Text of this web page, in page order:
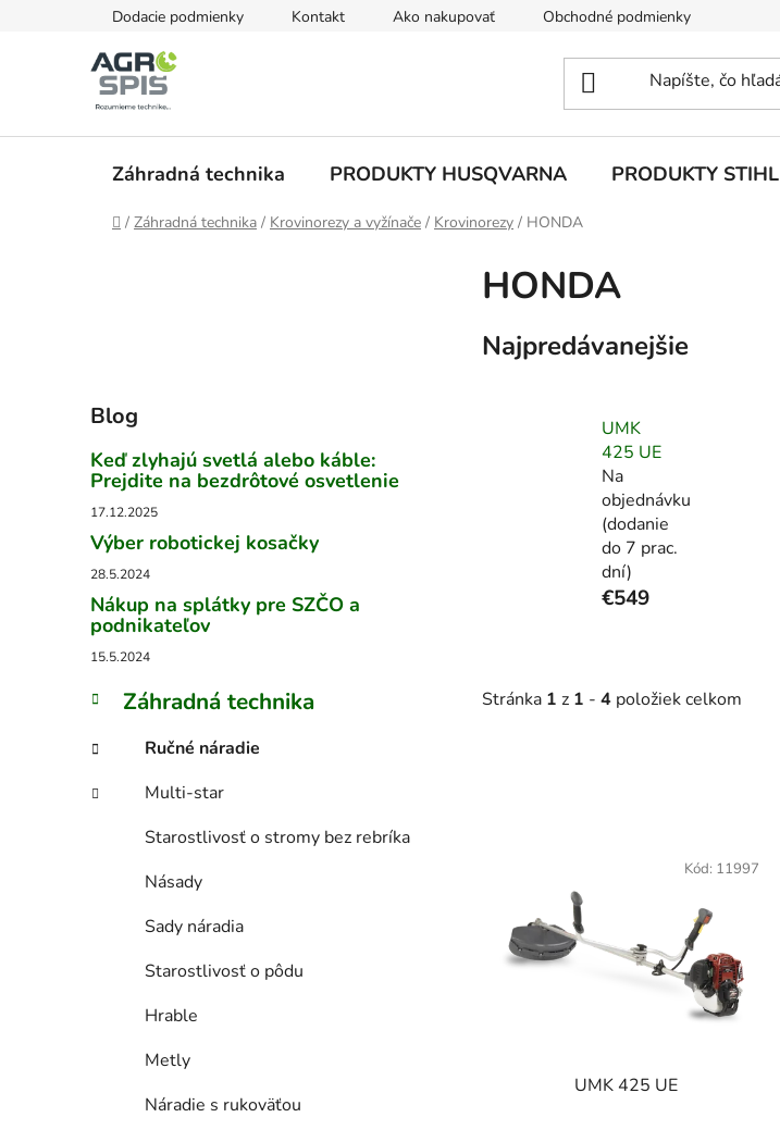
Dodacie podmienky Kontakt Ako nakupovať Obchodné podmienky
Záhradná technika PRODUKTY HUSQVARNA PRODUKTY STIHL
Domov
/ Záhradná technika / Krovinorezy a vyžínače / Krovinorezy / HONDA
p
a
n
e
l
Blog
Keď zlyhajú svetlá alebo káble:
Prejdite na bezdrôtové osvetlenie
17.12.2025
Výber robotickej kosačky
28.5.2024
Nákup na splátky pre SZČO a
podnikateľov
15.5.2024
Preskočiť
kategórie
K
a
e
g
ó
Záhradná technika
Ručné náradie
Multi-star
Starostlivosť o stromy bez rebríka
Násady
Sady náradia
Starostlivosť o pôdu
Hrable
Metly
Náradie s rukoväťou
HONDA
Najpredávanejšie
UMK
425 UE
Na
objednávku
(dodanie
do 7 prac.
dní)
€549
Stránka 1 z 1 - 4 položiek celkom
UMK 425 UE
Kód: 11997